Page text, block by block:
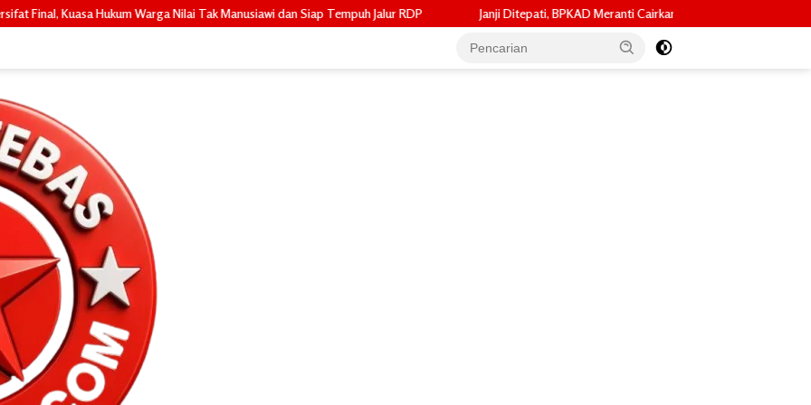
Nilai Tak Manusiawi dan Siap Tempuh Jalur RDP Janji Ditepati, BPKAD Meranti Cairkan ADD Mei 2026 dan Tunggakan 2024 untuk 96 Desa